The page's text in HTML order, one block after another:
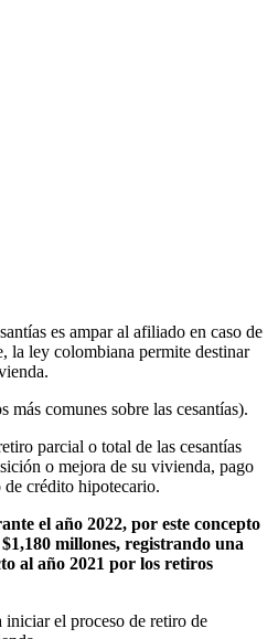
es ampar al afiliado en caso de
la ley colombiana permite destinar
más comunes sobre las cesantías).
parcial o total de las cesantías
o mejora de su vivienda, pago
crédito hipotecario.
el año 2022, por este concepto
millones, registrando una
al año 2021 por los retiros
iniciar el proceso de retiro de